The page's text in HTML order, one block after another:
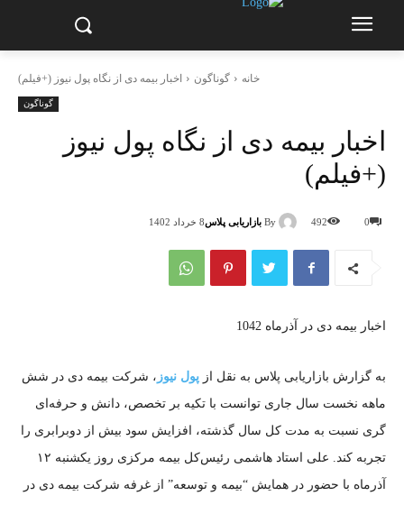
خانه گوناگون اخبار بیمه دی از نگاه پول نیوز (+فیلم)
گوناگون
اخبار بیمه دی از نگاه پول نیوز
(+فیلم)
By بازاریابی پلاس8 خرداد 1402 0
492
اخبار بیمه دی در آذرماه 1042
به گزارش بازاریابی پلاس به نقل از پول نیوز ، شرکت بیمه دی در شش
ماهه نخست سال جاری توانست با تکیه بر تخصص، دانش و حرفه‌ای
گری نسبت به مدت کل سال گذشته، افزایش سود بيش از دوبرابری را
تجربه کند. علی استاد هاشمی رئیس‌کل بیمه مرکزی روز یکشنبه ۱۲
آذرماه با حضور در همایش “بیمه و توسعه” از غرفه شرکت بیمه دی در